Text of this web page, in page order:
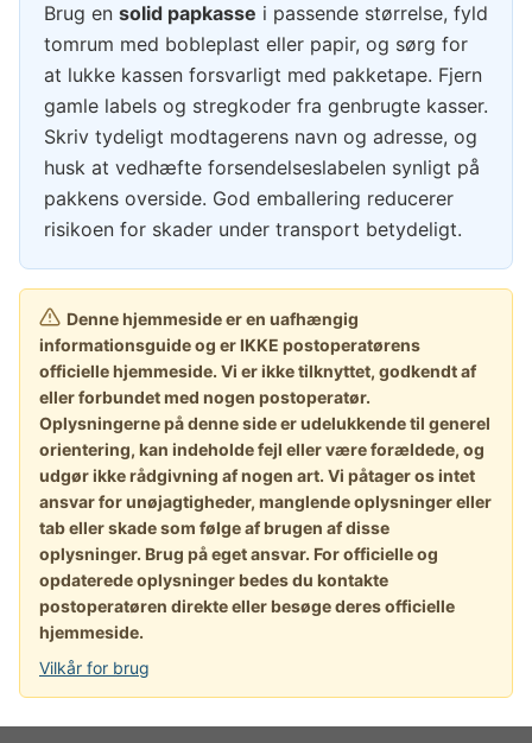
Brug en solid papkasse i passende størrelse, fyld
tomrum med bobleplast eller papir, og sørg for
at lukke kassen forsvarligt med pakketape. Fjern
gamle labels og stregkoder fra genbrugte kasser.
Skriv tydeligt modtagerens navn og adresse, og
husk at vedhæfte forsendelseslabelen synligt på
pakkens overside. God emballering reducerer
risikoen for skader under transport betydeligt.
Denne hjemmeside er en uafhængig
informationsguide og er IKKE postoperatørens
officielle hjemmeside. Vi er ikke tilknyttet, godkendt af
eller forbundet med nogen postoperatør.
Oplysningerne på denne side er udelukkende til generel
orientering, kan indeholde fejl eller være forældede, og
udgør ikke rådgivning af nogen art. Vi påtager os intet
ansvar for unøjagtigheder, manglende oplysninger eller
tab eller skade som følge af brugen af disse
oplysninger. Brug på eget ansvar. For officielle og
opdaterede oplysninger bedes du kontakte
postoperatøren direkte eller besøge deres officielle
hjemmeside.
Vilkår for brug